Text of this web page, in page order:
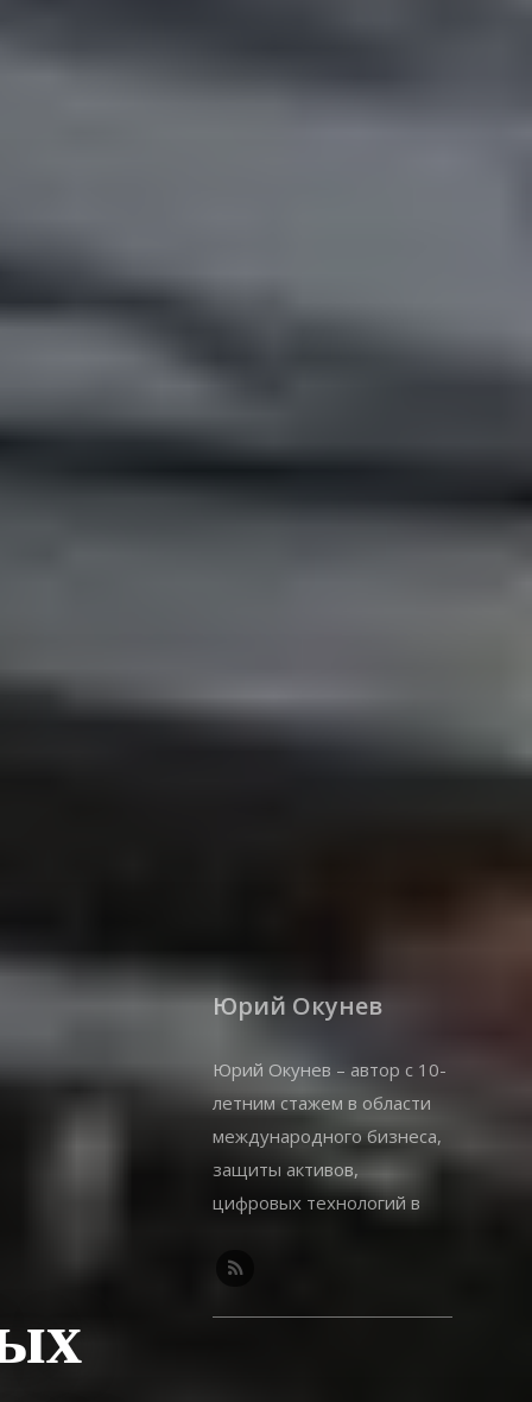
Юрий Окунев
Юрий Окунев – автор с 10-
летним стажем в области
международного бизнеса,
защиты активов,
цифровых технологий в
собственного онлайн-